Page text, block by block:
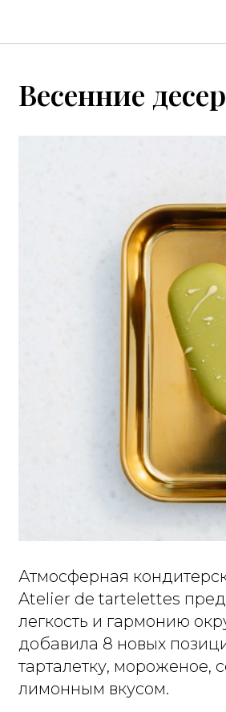
Весенние
Атмосферная
Atelier de tartelettes
легкость и гармонию
добавила 8 новых
тарталетку, мороженое,
лимонным вкусом.